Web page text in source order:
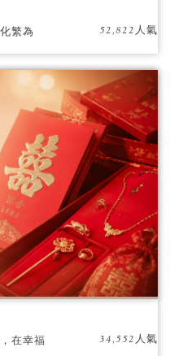
繁為
52,822人氣
在幸福
34,552人氣